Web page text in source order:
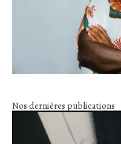
Nos dernières publications